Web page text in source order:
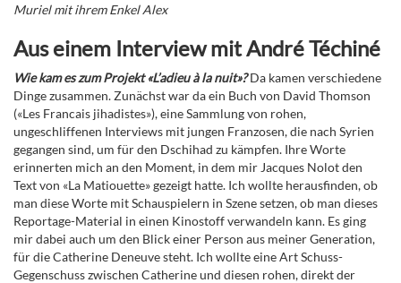
Muriel mit ihrem Enkel Alex
Aus einem Interview mit André Téchiné
Wie kam es zum Projekt «L’adieu à la nuit»?Da kamen verschiedene
Dinge zusammen. Zunächst war da ein Buch von David Thomson
(«Les Francais jihadistes»), eine Sammlung von rohen,
ungeschliffenen Interviews mit jungen Franzosen, die nach Syrien
gegangen sind, um für den Dschihad zu kämpfen. Ihre Worte
erinnerten mich an den Moment, in dem mir Jacques Nolot den
Text von «La Matiouette» gezeigt hatte. Ich wollte herausfinden, ob
man diese Worte mit Schauspielern in Szene setzen, ob man dieses
Reportage-Material in einen Kinostoff verwandeln kann. Es ging
mir dabei auch um den Blick einer Person aus meiner Generation,
für die Catherine Deneuve steht. Ich wollte eine Art Schuss-
Gegenschuss zwischen Catherine und diesen rohen, direkt der